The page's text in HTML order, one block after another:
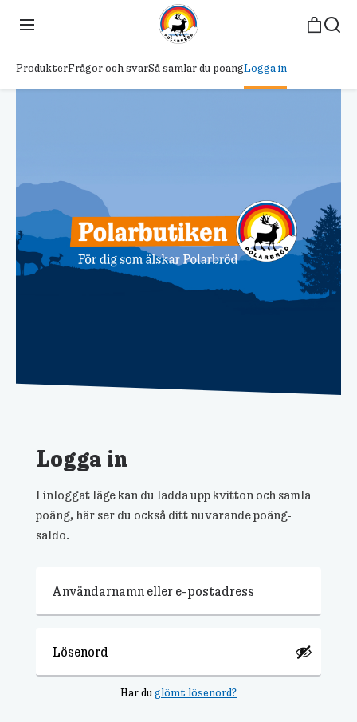
ProdukterFrågor och svarSå samlar du poängLogga in
Logga in
I inloggat läge kan du ladda upp kvitton och samla
poäng, här ser du också ditt nuvarande poäng-
saldo.
Har duglömt lösenord?